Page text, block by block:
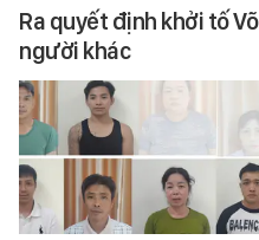
Ra quyết định khởi tố
người khác